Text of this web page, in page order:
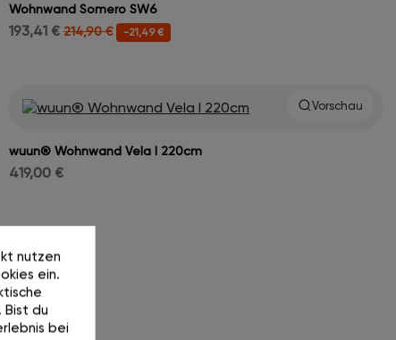
Wohnwand Somero SW6
193,41 € 214,90 € -21,49 €
Vorschau
wuun® Wohnwand Vela I 220cm
419,00 €
nutzen
ein.
Bist du
bei